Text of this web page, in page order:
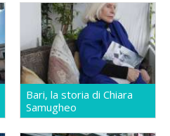
Bari, la storia di Chiara
Samugheo